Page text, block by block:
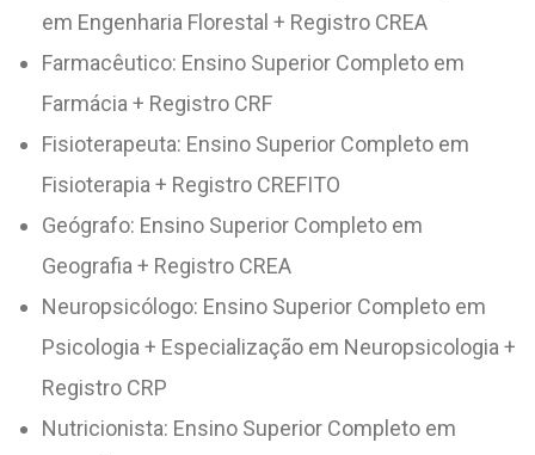
em Engenharia Florestal + Registro CREA
Farmacêutico: Ensino Superior Completo em
Farmácia + Registro CRF
Fisioterapeuta: Ensino Superior Completo em
Fisioterapia + Registro CREFITO
Geógrafo: Ensino Superior Completo em
Geografia + Registro CREA
Neuropsicólogo: Ensino Superior Completo em
Psicologia + Especialização em Neuropsicologia +
Registro CRP
Nutricionista: Ensino Superior Completo em